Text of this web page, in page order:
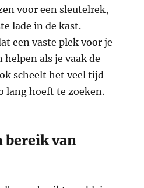
voor een sleutelrek,
lade in de kast.
een vaste plek voor je
als je vaak de
scheelt het veel tijd
lang hoeft te zoeken.
bereik van